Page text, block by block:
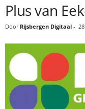
Plus van
Door Rijsbergen Digitaal -